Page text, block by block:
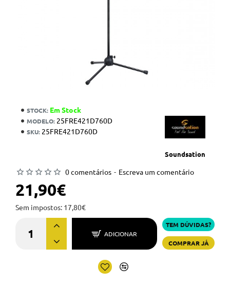
STOCK: Em Stock
MODELO: 25FRE421D760D
SKU: 25FRE421D760D
Soundsation
0 comentários - Escreva um comentário
21,90€
Sem impostos: 17,80€
ADICIONAR
TEM DÚVIDAS?
COMPRAR JÁ